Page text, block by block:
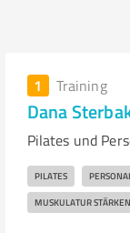
1 Training
Dana
Pilates und
PILATES
MUSKULATUR STÄRKEN